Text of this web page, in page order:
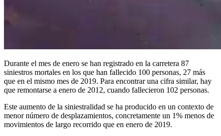
Durante el mes de enero se han registrado en la carretera 87
siniestros mortales en los que han fallecido 100 personas, 27 más
que en el mismo mes de 2019. Para encontrar una cifra similar, hay
que remontarse a enero de 2012, cuando fallecieron 102 personas.
Este aumento de la siniestralidad se ha producido en un contexto de
menor número de desplazamientos, concretamente un 1% menos de
movimientos de largo recorrido que en enero de 2019.